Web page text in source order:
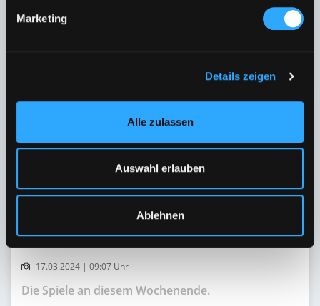
Marketing
Details zeigen
Alle zulassen
Auswahl erlauben
Ablehnen
23.03.2024 | 12:51 Uhr
17.03.2024 | 09:07 Uhr
Die Spiele an diesem Wochenende.